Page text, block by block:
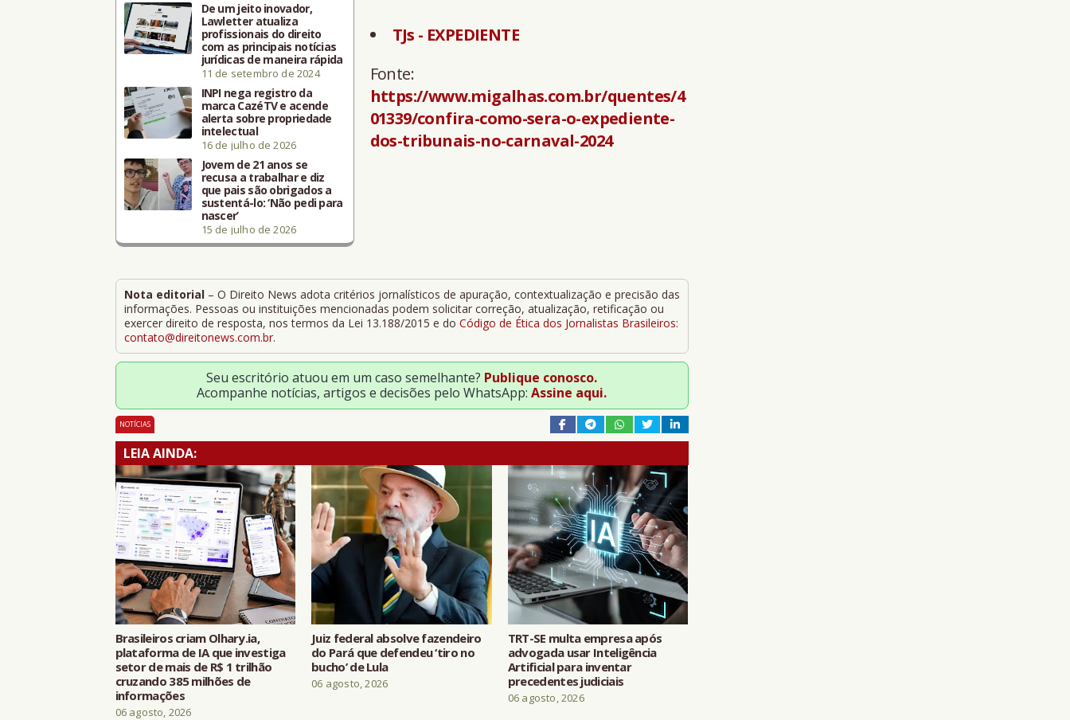
De um jeito inovador,
Lawletter atualiza
profissionais do direito
com as principais notícias
jurídicas de maneira rápida
11 de setembro de 2024
INPI nega registro da
marca CazéTV e acende
alerta sobre propriedade
intelectual
16 de julho de 2026
Jovem de 21 anos se
recusa a trabalhar e diz
que pais são obrigados a
sustentá-lo: ‘Não pedi para
nascer’
15 de julho de 2026
TJs - EXPEDIENTE
Fonte:
https://www.migalhas.com.br/quentes/4
01339/confira-como-sera-o-expediente-
dos-tribunais-no-carnaval-2024
Nota editorial– O Direito News adota critérios jornalísticos de apuração, contextualização e precisão das
informações. Pessoas ou instituições mencionadas podem solicitar correção, atualização, retificação ou
exercer direito de resposta, nos termos da Lei 13.188/2015 e do Código de Ética dos Jornalistas Brasileiros:
contato@direitonews.com.br.
Seu escritório atuou em um caso semelhante? Publique conosco.
Acompanhe notícias, artigos e decisões pelo WhatsApp: Assine aqui.
NOTÍCIAS
LEIA AINDA:
Brasileiros criam Olhary.ia,
plataforma de IA que investiga
setor de mais de R$ 1 trilhão
cruzando 385 milhões de
informações
06 agosto, 2026
Juiz federal absolve fazendeiro
do Pará que defendeu ‘tiro no
bucho’ de Lula
06 agosto, 2026
TRT-SE multa empresa após
advogada usar Inteligência
Artificial para inventar
precedentes judiciais
06 agosto, 2026